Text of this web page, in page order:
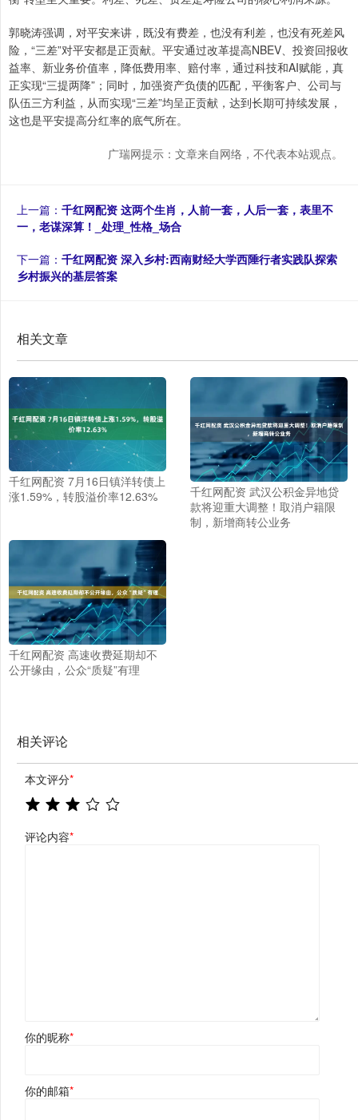
郭晓涛强调，对平安来讲，既没有费差，也没有利差，也没有死差风
险，“三差”对平安都是正贡献。平安通过改革提高NBEV、投资回报收
益率、新业务价值率，降低费用率、赔付率，通过科技和AI赋能，真
正实现“三提两降”；同时，加强资产负债的匹配，平衡客户、公司与
队伍三方利益，从而实现“三差”均呈正贡献，达到长期可持续发展，
这也是平安提高分红率的底气所在。
广瑞网提示：文章来自网络，不代表本站观点。
上一篇： 千红网配资 这两个生肖，人前一套，人后一套，表里不
一，老谋深算！_处理_性格_场合
下一篇： 千红网配资 深入乡村:西南财经大学西陲行者实践队探索
乡村振兴的基层答案
相关文章
千红网配资 7月16日镇洋转债上
涨1.59%，转股溢价率12.63%
千红网配资 武汉公积金异地贷
款将迎重大调整！取消户籍限
制，新增商转公业务
千红网配资 高速收费延期却不
公开缘由，公众“质疑”有理
相关评论
本文评分*
评论内容*
你的昵称*
你的邮箱*